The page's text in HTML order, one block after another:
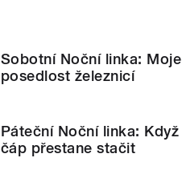
Sobotní Noční linka: Moje
posedlost železnicí
Páteční Noční linka: Když
čáp přestane stačit